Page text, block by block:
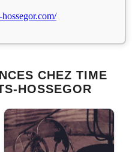
CHEZ TIME
HOSSEGOR